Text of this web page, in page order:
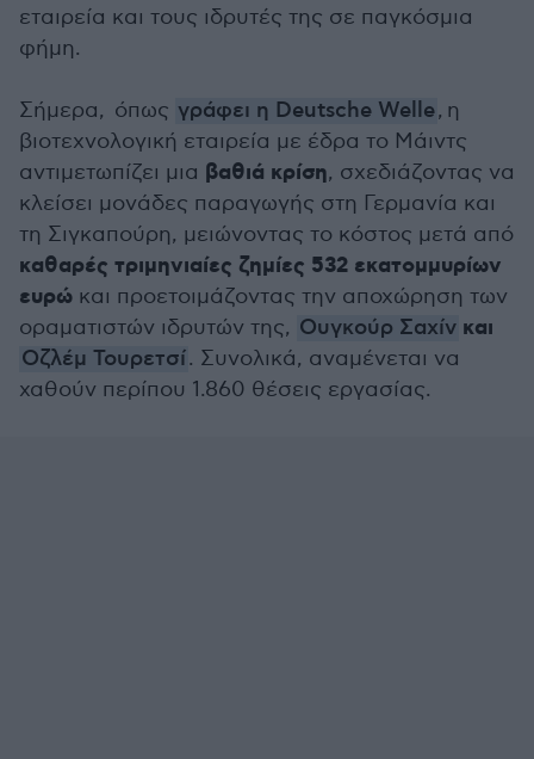
εταιρεία και τους ιδρυτές της σε παγκόσμια
φήμη.
Σήμερα, όπως γράφει η Deutsche Welle, η
βιοτεχνολογική εταιρεία με έδρα το Μάιντς
αντιμετωπίζει μια βαθιά κρίση, σχεδιάζοντας να
κλείσει μονάδες παραγωγής στη Γερμανία και
τη Σιγκαπούρη, μειώνοντας το κόστος μετά από
καθαρές τριμηνιαίες ζημίες 532 εκατομμυρίων
ευρώ και προετοιμάζοντας την αποχώρηση των
οραματιστών ιδρυτών της, Ουγκούρ Σαχίν και
Οζλέμ Τουρετσί. Συνολικά, αναμένεται να
χαθούν περίπου 1.860 θέσεις εργασίας.